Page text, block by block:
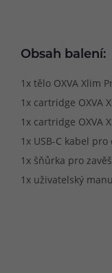
Obsah balení:
1x tělo OXVA Xlim
1x cartridge OXVA
1x cartridge OXVA
1x USB-C kabel
1x šňůrka pro
1x uživatelský